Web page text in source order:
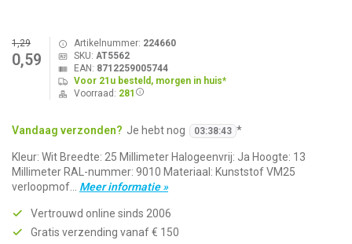
1,29
0,59
Artikelnummer: 224660
SKU: AT5562
EAN: 8712259005744
Voor 21u besteld, morgen in huis*
Voorraad: 281
Vandaag verzonden? Je hebt nog 03:38:43 *
Kleur: Wit Breedte: 25 Millimeter Halogeenvrij: Ja Hoogte: 13
Millimeter RAL-nummer: 9010 Materiaal: Kunststof VM25
verloopmof... Meer informatie »
Vertrouwd online sinds 2006
Gratis verzending vanaf € 150